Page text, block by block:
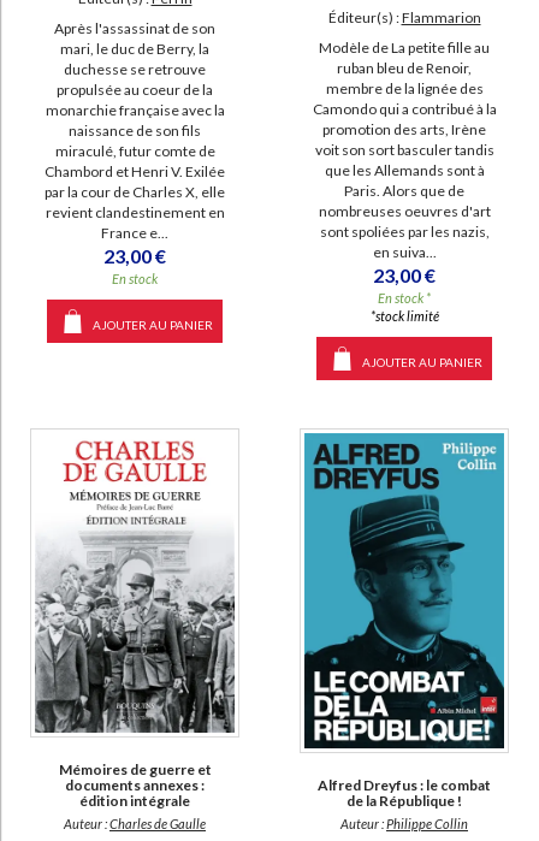
Après l'assassinat de son
mari, le duc de Berry, la
duchesse se retrouve
propulsée au coeur de la
monarchie française avec la
naissance de son fils
miraculé, futur comte de
Chambord et Henri V. Exilée
par la cour de Charles X, elle
revient clandestinement en
France e...
23,00 €
En stock
AJOUTER AU PANIER
Éditeur(s) :Flammarion
Modèle de La petite fille au
ruban bleu de Renoir,
membre de la lignée des
Camondo qui a contribué à la
promotion des arts, Irène
voit son sort basculer tandis
que les Allemands sont à
Paris. Alors que de
nombreuses oeuvres d'art
sont spoliées par les nazis,
en suiva...
23,00 €
En stock *
*stock limité
AJOUTER AU PANIER
Mémoires de guerre et
documents annexes :
édition intégrale
Auteur :Charles de Gaulle
Alfred Dreyfus : le combat
de la République !
Auteur :Philippe Collin